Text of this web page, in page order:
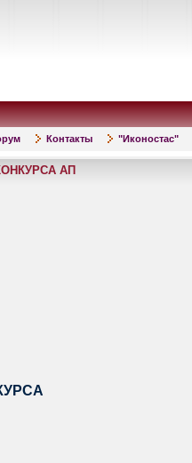
Контакты "Иконостас"
АП